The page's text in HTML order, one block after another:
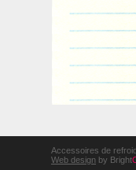
Accessoires de
Web design by Bright